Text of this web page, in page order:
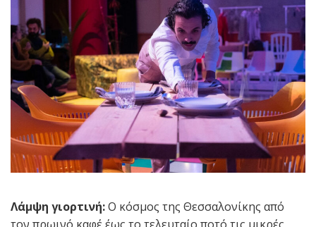
Λάμψη γιορτινή:Ο κόσμος της Θεσσαλονίκης από